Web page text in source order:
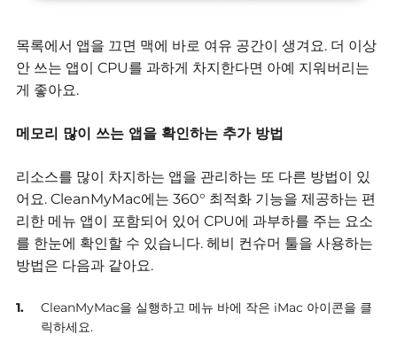
목록에서 앱을 끄면 맥에 바로 여유 공간이 생겨요. 더 이상
안 쓰는 앱이 CPU를 과하게 차지한다면 아예 지워버리는
게 좋아요.
메모리 많이 쓰는 앱을 확인하는 추가 방법
리소스를 많이 차지하는 앱을 관리하는 또 다른 방법이 있
어요. CleanMyMac에는 360° 최적화 기능을 제공하는 편
리한 메뉴 앱이 포함되어 있어 CPU에 과부하를 주는 요소
를 한눈에 확인할 수 있습니다. 헤비 컨슈머 툴을 사용하는
방법은 다음과 같아요.
CleanMyMac을 실행하고 메뉴 바에 작은 iMac 아이콘을 클
릭하세요.